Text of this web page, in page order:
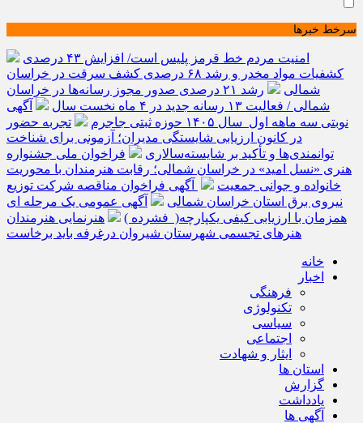
سرخط خبرها
امنیت مردم خط قرمز پلیس است/ افزایش ۴۳ درصدی
کشفیات مواد مخدر و رشد ۶۸ درصدی کشف سرقت در خراسان
شمالی
رشد ۲۱ درصدی صدور مجوز رسانه‌ها در خراسان
شمالی / فعالیت ۱۳ رسانه جدید در ۴ ماه نخست سال
آگهی
نوبتی سه ماهه اول سال ۱۴۰۵ حوزه ثبتی جاجرم
تجربه حضور
در کانون ارزیابی شایستگی مدیران؛ آزمونی برای شناخت
توانمندی‌ها و تأکید بر شایسته‌سالاری
فراخوان ملی جشنواره
هنری «نسل امید» در خراسان شمالی؛ رقابت هنرمندان با محوریت
خانواده و جوانی جمعیت
آگهی فراخوان مناقصه شرکت توزیع
نیروی برق استان خراسان شمالی
آگهی عمومی یک مرحله ای
همزمان با ارزیابی کیفی یکپارچه( فشرده )
هنرنمایی هنرمندان
هنرهای تجسمی شهرستان شیروان درغرفه باید برخاست
خانه
اخبار
فرهنگی
تکنولوژی
سیاسی
اجتماعی
ایثار و شهادت
استان ها
گزارش
یادداشت
آگهی ها